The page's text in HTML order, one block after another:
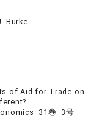
Burke
of Aid-for-Trade on
31巻 3号